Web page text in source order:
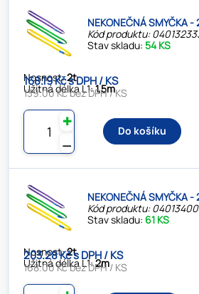
NEKONEČNÁ SMYČKA -
Kód produktu:
Stav skladu:54 KS
Nosnost:2t
Užitná délka L1:1,5m
168.19 Kč s DPH / KS
139.00 Kč bez DPH / KS
⚊
✚
Do košíku
NEKONEČNÁ SMYČKA
Kód produktu:
Stav skladu: 61 KS
Nosnost:2t
Užitná délka L1:2m
203.28 Kč s DPH / KS
168.00 Kč bez DPH / KS